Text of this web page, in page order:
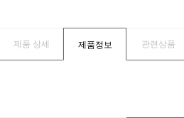
제품 상세 제품정보 관련상품